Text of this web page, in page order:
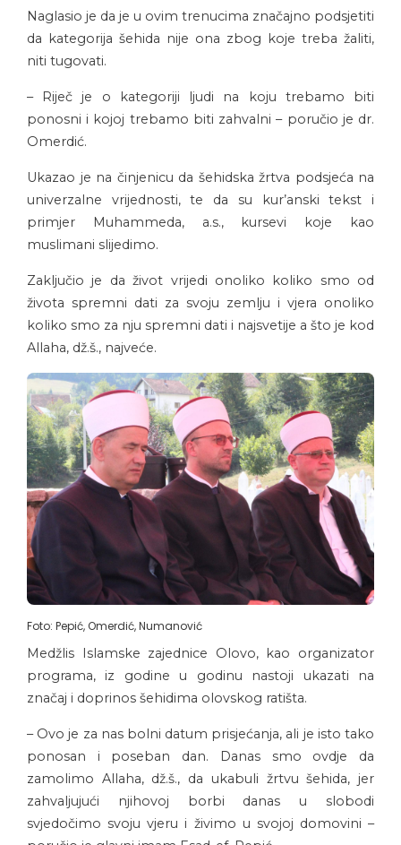
Naglasio je da je u ovim trenucima značajno podsjetiti
da kategorija šehida nije ona zbog koje treba žaliti,
niti tugovati.
– Riječ je o kategoriji ljudi na koju trebamo biti
ponosni i kojoj trebamo biti zahvalni – poručio je dr.
Omerdić.
Ukazao je na činjenicu da šehidska žrtva podsjeća na
univerzalne vrijednosti, te da su kur’anski tekst i
primjer Muhammeda, a.s., kursevi koje kao
muslimani slijedimo.
Zaključio je da život vrijedi onoliko koliko smo od
života spremni dati za svoju zemlju i vjera onoliko
koliko smo za nju spremni dati i najsvetije a što je kod
Allaha, dž.š., najveće.
Foto: Pepić, Omerdić, Numanović
Medžlis Islamske zajednice Olovo, kao organizator
programa, iz godine u godinu nastoji ukazati na
značaj i doprinos šehidima olovskog ratišta.
– Ovo je za nas bolni datum prisjećanja, ali je isto tako
ponosan i poseban dan. Danas smo ovdje da
zamolimo Allaha, dž.š., da ukabuli žrtvu šehida, jer
zahvaljujući njihovoj borbi danas u slobodi
svjedočimo svoju vjeru i živimo u svojoj domovini –